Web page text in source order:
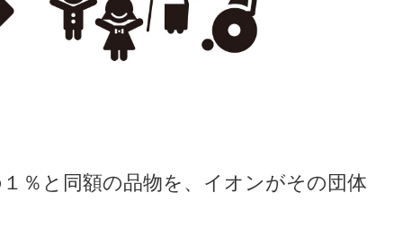
％と同額の品物を、イオンがその団体